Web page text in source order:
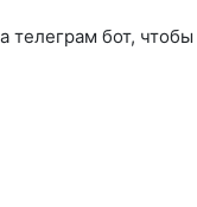
телеграм бот,